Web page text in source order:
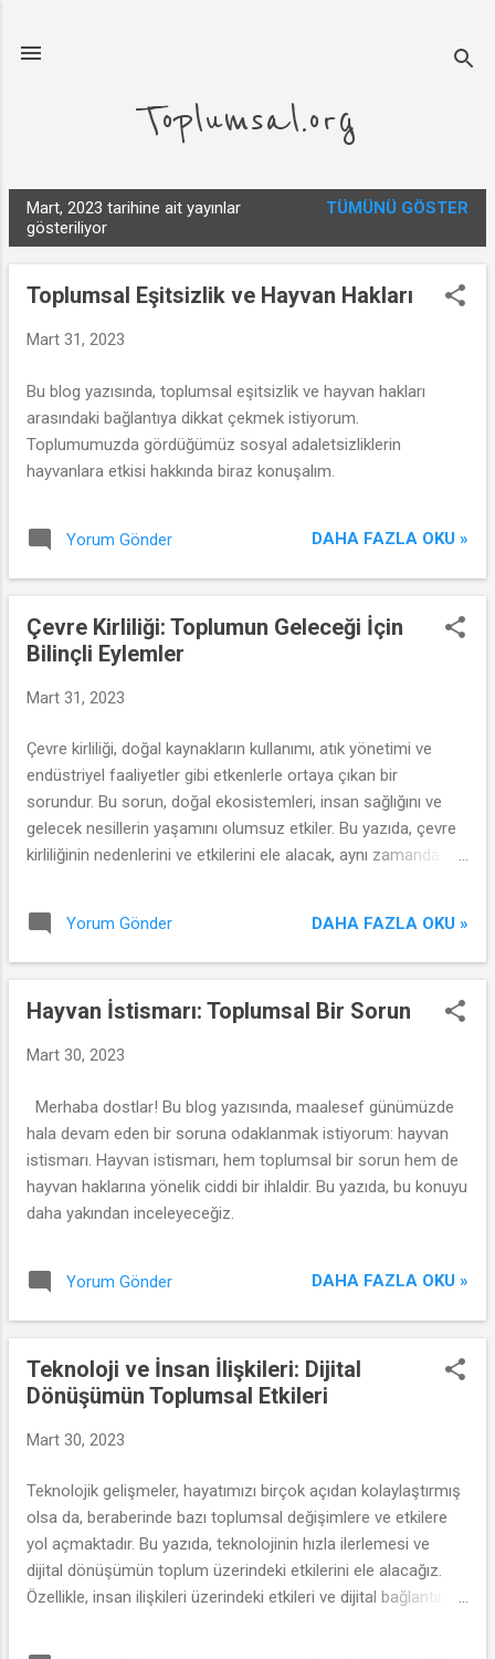
Toplumsal.org
a
Mart, 2023 tarihine ait yayınlar
gösteriliyor
TÜMÜNÜ GÖSTER
Toplumsal Eşitsizlik ve Hayvan Hakları
Mart 31, 2023
Bu blog yazısında, toplumsal eşitsizlik ve hayvan hakları
arasındaki bağlantıya dikkat çekmek istiyorum.
Toplumumuzda gördüğümüz sosyal adaletsizliklerin
hayvanlara etkisi hakkında biraz konuşalım.
Yorum Gönder DAHA FAZLA OKU »
Çevre Kirliliği: Toplumun Geleceği İçin
Bilinçli Eylemler
Mart 31, 2023
Çevre kirliliği, doğal kaynakların kullanımı, atık yönetimi ve
endüstriyel faaliyetler gibi etkenlerle ortaya çıkan bir
sorundur. Bu sorun, doğal ekosistemleri, insan sağlığını ve
gelecek nesillerin yaşamını olumsuz etkiler. Bu yazıda, çevre
kirliliğinin nedenlerini ve etkilerini ele alacak, aynı zamanda
üretebileceği konuları tartışacağız.
Yorum Gönder DAHA FAZLA OKU »
Hayvan İstismarı: Toplumsal Bir Sorun
Mart 30, 2023
Merhaba dostlar! Bu blog yazısında, maalesef günümüzde
hala devam eden bir soruna odaklanmak istiyorum: hayvan
istismarı. Hayvan istismarı, hem toplumsal bir sorun hem de
hayvan haklarına yönelik ciddi bir ihlaldir. Bu yazıda, bu konuyu
daha yakından inceleyeceğiz.
Yorum Gönder DAHA FAZLA OKU »
Teknoloji ve İnsan İlişkileri: Dijital
Dönüşümün Toplumsal Etkileri
Mart 30, 2023
Teknolojik gelişmeler, hayatımızı birçok açıdan kolaylaştırmış
olsa da, beraberinde bazı toplumsal değişimlere ve etkilere
yol açmaktadır. Bu yazıda, teknolojinin hızla ilerlemesi ve
dijital dönüşümün toplum üzerindeki etkilerini ele alacağız.
Özellikle, insan ilişkileri üzerindeki etkileri ve dijital bağlantının